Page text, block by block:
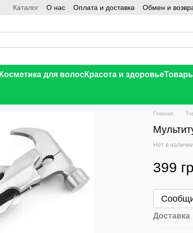
Каталог О нас Оплата и доставка Обмен и
Косметика для волосКрасота и здоровье
Главная
Нет в наличии
399
Доставка